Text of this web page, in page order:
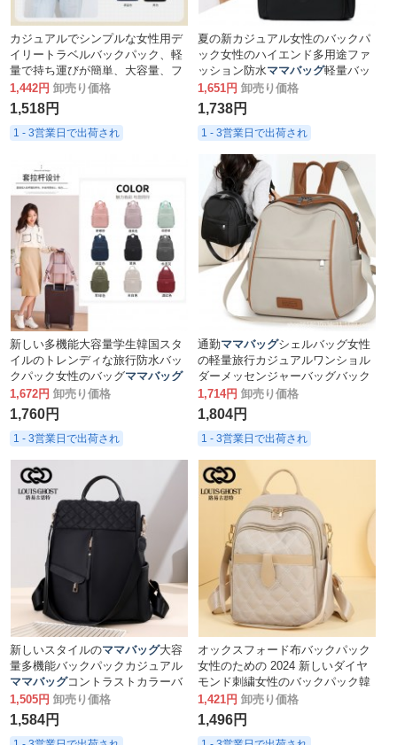
カジュアルでシンプルな女性用デ
イリートラベルバックパック、軽
量で持ち運びが簡単、大容量、フ
ァッショナブルなママバッグ
水ナイロン布バッグ
1,442円 卸売り価格
1,518円
1 - 3営業日で出荷され
夏の新カジュアル女性のバックパ
ック女性のハイエンド多用途ファ
ッション防水ママバッグ軽量バッ
クパック女性
1,651円 卸売り価格
1,738円
1 - 3営業日で出荷され
新しい多機能大容量学生韓国スタ
イルのトレンディな旅行防水バッ
クパック女性のバッグママバッグ
1,672円 卸売り価格
1,760円
1 - 3営業日で出荷され
通勤ママバッグシェルバッグ女性
の軽量旅行カジュアルワンショル
ダーメッセンジャーバッグバック
パック小さなバックパック女性
1,714円 卸売り価格
1,804円
1 - 3営業日で出荷され
新しいスタイルのママバッグ大容
量多機能バックパックカジュアル
ママバッグコントラストカラーバ
ックパック
1,505円 卸売り価格
1,584円
オックスフォード布バックパック
女性のための 2024 新しいダイヤ
モンド刺繍女性のバックパック韓
国語バージョン多用途大容量
バッグ
1,421円 卸売り価格
1,496円